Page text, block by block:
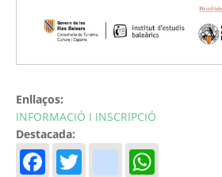
Enllaços:
INFORMACIÓ I INSCRIPCIÓ
Destacada:
Facebook
Twitterinstagram